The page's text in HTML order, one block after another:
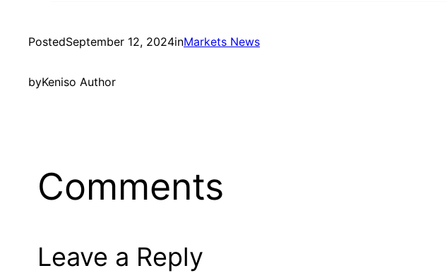
PostedSeptember 12, 2024inMarkets News
byKeniso Author
Comments
Leave a Reply